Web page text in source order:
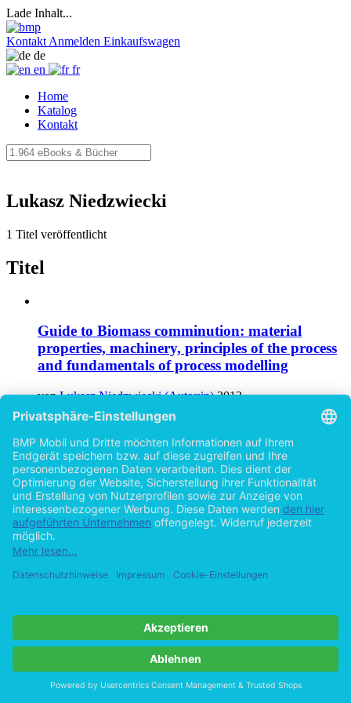
Lade Inhalt...
Kontakt Anmelden Einkaufswagen
de
en
fr
Home
Katalog
Kontakt
Lukasz Niedzwiecki
1 Titel veröffentlicht
Titel
Guide to Biomass comminution: material
properties, machinery, principles of the process
and fundamentals of process modelling
vonLukasz Niedzwiecki (Autor:in) 2013
©2011
Bachelorarbeit
Hilfe/FAQ
Impressum
Datenschutz
AGB
Vertrag widerrufen
Zur Desktop-Version
Copyright ©Imprint in der Bedey & Thoms Media GmbH
byOpen Publishing